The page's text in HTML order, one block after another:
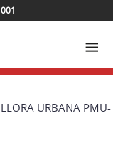
URBANA PMU-